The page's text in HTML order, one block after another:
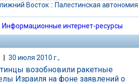
Восток:: Палестинская автономия
Информационные интернет-ресурсы
| 30 июля 2010 г.,
возобновили ракетные
Израиля на фоне заявлений о